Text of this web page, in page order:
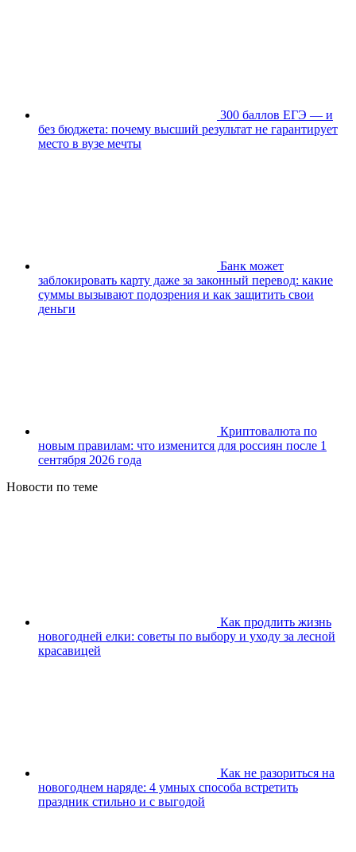
300 баллов ЕГЭ — и
без бюджета: почему высший результат не гарантирует
место в вузе мечты
Банк может
заблокировать карту даже за законный перевод: какие
суммы вызывают подозрения и как защитить свои
деньги
Криптовалюта по
новым правилам: что изменится для россиян после 1
сентября 2026 года
Новости по теме
Как продлить жизнь
новогодней елки: советы по выбору и уходу за лесной
красавицей
Как не разориться на
новогоднем наряде: 4 умных способа встретить
праздник стильно и с выгодой